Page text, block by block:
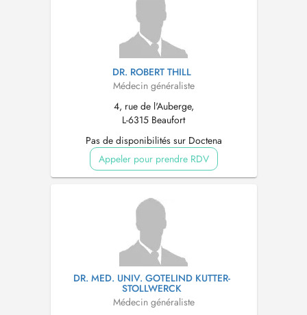
DR. ROBERT THILL
Médecin généraliste
4, rue de l'Auberge,
L-6315 Beaufort
Pas de disponibilités sur Doctena
Appeler pour prendre RDV
DR. MED. UNIV. GOTELIND KUTTER-
STOLLWERCK
Médecin généraliste